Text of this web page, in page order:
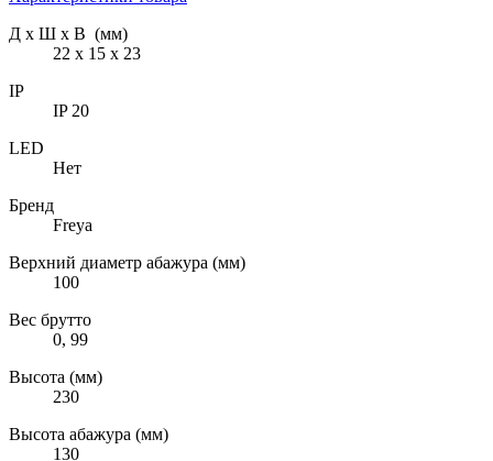
Д х Ш х В (мм)
22 х 15 х 23
IP
IP 20
LED
Нет
Бренд
Freya
Верхний диаметр абажура (мм)
100
Вес брутто
0, 99
Высота (мм)
230
Высота абажура (мм)
130